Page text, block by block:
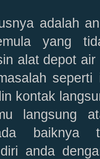
adalah
yang
alat depot
kontak
langsung
baiknya
anda